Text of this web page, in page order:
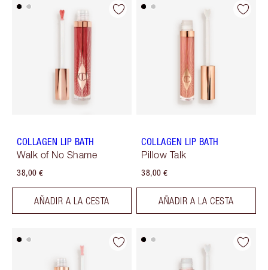
COLLAGEN LIP BATH
Walk of No Shame
38,00 €
AÑADIR A LA CESTA
COLLAGEN LIP BATH
Pillow Talk
38,00 €
AÑADIR A LA CESTA